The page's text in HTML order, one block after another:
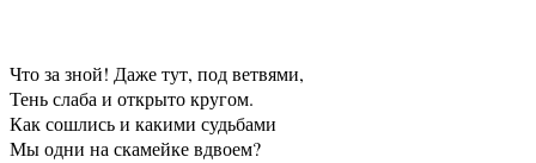
Что за зной! Даже тут, под ветвями,
Тень слаба и открыто кругом.
Как сошлись и какими судьбами
Мы одни на скамейке вдвоем?